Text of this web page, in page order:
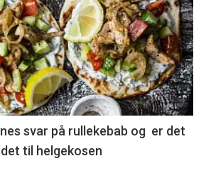
svar på rullekebab og er det
til helgekosen